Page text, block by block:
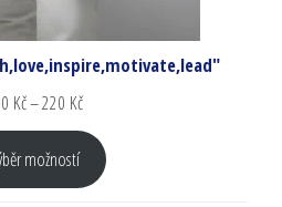
Kč–220 Kč
možností